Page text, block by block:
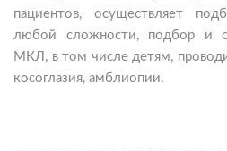
пациентов, осуществляет
любой сложности, подбор и
МКЛ, в том числе детям,
косоглазия, амблиопии.